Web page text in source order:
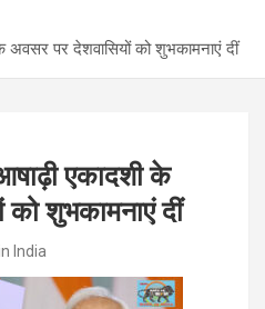
अवसर पर देशवासियों को शुभकामनाएं दीं
एकादशी के
शुभकामनाएं दीं
India